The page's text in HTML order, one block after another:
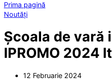
Prima pagină
Noutăți
Școala de vară
IPROMO 2024
12 Februarie 2024